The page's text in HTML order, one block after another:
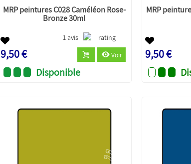
MRP peintures C028 Caméléon Rose-
Bronze 30ml
1 avis
9,50 € Voir
Disponible
MRP
9,50 €